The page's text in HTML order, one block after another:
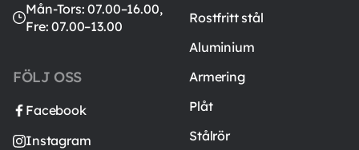
Mån-Tors: 07.00–16.00,
Fre: 07.00–13.00
FÖLJ OSS
Facebook
Instagram
Rostfritt stål
Aluminium
Armering
Plåt
Stålrör